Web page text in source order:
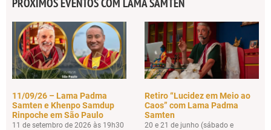
PRÓXIMOS EVENTOS COM LAMA SAMTEN
11/09/26 – Lama Padma
Samten e Khenpo Samdup
Rinpoche em São Paulo
11 de setembro de 2026 às 19h30
Retiro “Lucidez em Meio ao
Caos” com Lama Padma
Samten
20 e 21 de junho (sábado e